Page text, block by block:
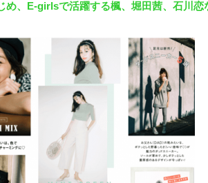
、E-girlsで活躍する楓、堀田茜、石川恋